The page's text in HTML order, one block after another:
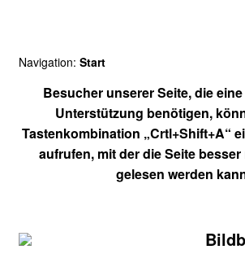
Navigation: Start
Besucher unserer Seite, die
Unterstützung benötigen,
Tastenkombination „Crtl+Shift+A“
aufrufen, mit der die Seite
gelesen werden